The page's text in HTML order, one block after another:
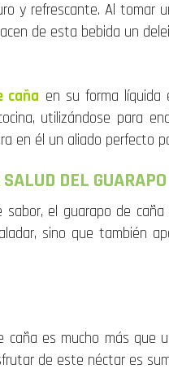
y refrescante. Al
de esta bebida un
caña en su forma líquida
utilizándose para
en él un aliado perfecto
DEL
sabor, el guarapo de
sino que también
caña es mucho más
de este néctar es